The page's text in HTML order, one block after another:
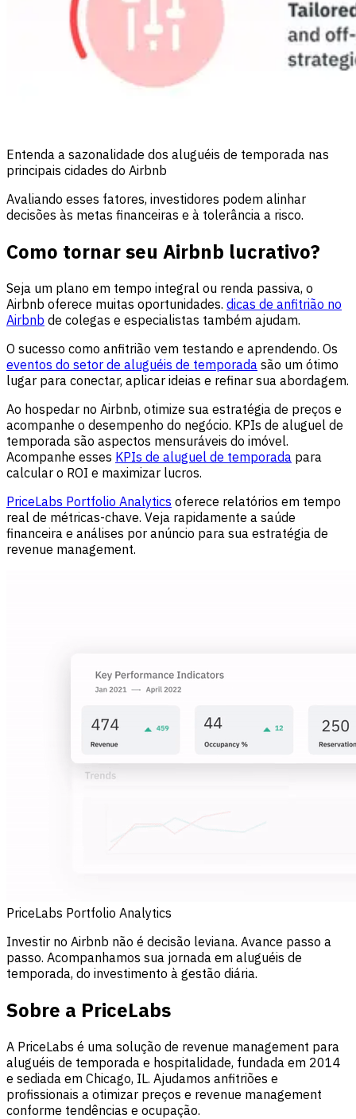
Entenda a sazonalidade dos aluguéis de temporada nas
principais cidades do Airbnb
Avaliando esses fatores, investidores podem alinhar
decisões às metas financeiras e à tolerância a risco.
Como tornar seu Airbnb lucrativo?
Seja um plano em tempo integral ou renda passiva, o
Airbnb oferece muitas oportunidades. dicas de anfitrião no
Airbnb de colegas e especialistas também ajudam.
O sucesso como anfitrião vem testando e aprendendo. Os
eventos do setor de aluguéis de temporada são um ótimo
lugar para conectar, aplicar ideias e refinar sua abordagem.
Ao hospedar no Airbnb, otimize sua estratégia de preços e
acompanhe o desempenho do negócio. KPIs de aluguel de
temporada são aspectos mensuráveis do imóvel.
Acompanhe esses KPIs de aluguel de temporada para
calcular o ROI e maximizar lucros.
PriceLabs Portfolio Analytics oferece relatórios em tempo
real de métricas-chave. Veja rapidamente a saúde
financeira e análises por anúncio para sua estratégia de
revenue management.
PriceLabs Portfolio Analytics
Investir no Airbnb não é decisão leviana. Avance passo a
passo. Acompanhamos sua jornada em aluguéis de
temporada, do investimento à gestão diária.
Sobre a PriceLabs
A PriceLabs é uma solução de revenue management para
aluguéis de temporada e hospitalidade, fundada em 2014
e sediada em Chicago, IL. Ajudamos anfitriões e
profissionais a otimizar preços e revenue management
conforme tendências e ocupação.